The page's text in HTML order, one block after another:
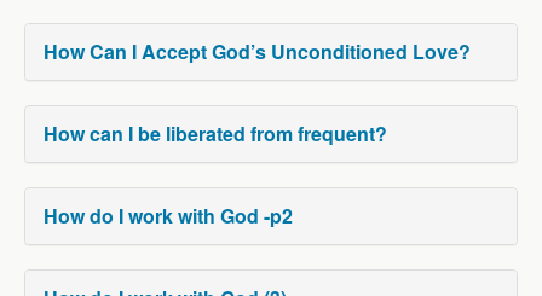
How Can I Accept God’s Unconditioned Love?
How can I be liberated from frequent?
How do I work with God -p2